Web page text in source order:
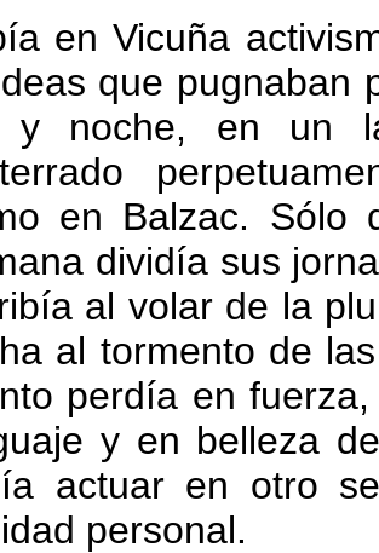
en Vicuña
que pugnaban
y noche, en un
en Balzac. Sólo
dividía sus
al volar de la
al tormento de
perdía en
y en belleza
actuar en otro
personal.